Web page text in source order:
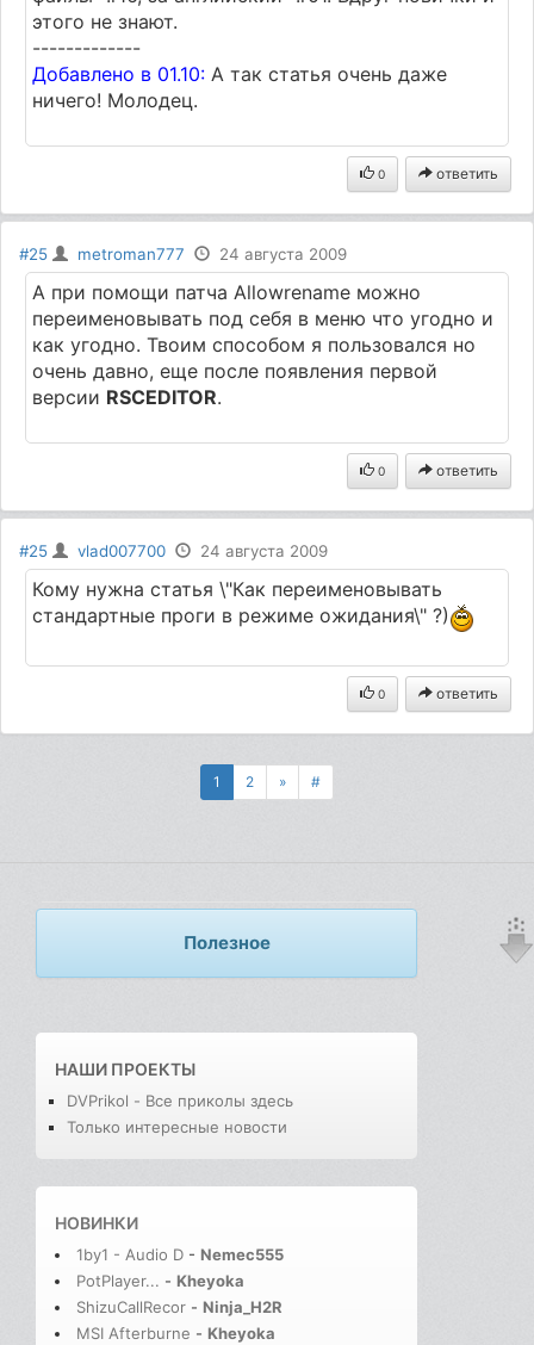
этого не знают.
-------------
Добавлено в 01.10: А так статья очень даже
ничего! Молодец.
0 ответить
#25 metroman777 24 августа 2009
А при помощи патча Allowrename можно
переименовывать под себя в меню что угодно и
как угодно. Твоим способом я пользовался но
очень давно, еще после появления первой
версии RSCEDITOR.
0 ответить
#25 vlad007700 24 августа 2009
Кому нужна статья \"Как переименовывать
стандартные проги в режиме ожидания\" ?)
0 ответить
1 2 » #
Полезное
НАШИ ПРОЕКТЫ
DVPrikol - Все приколы здесь
Только интересные новости
НОВИНКИ
1by1 - Audio D - Nemec555
PotPlayer... - Kheyoka
ShizuCallRecor - Ninja_H2R
MSI Afterburne - Kheyoka